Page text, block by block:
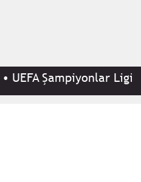
UEFA Şampiyonlar Ligi